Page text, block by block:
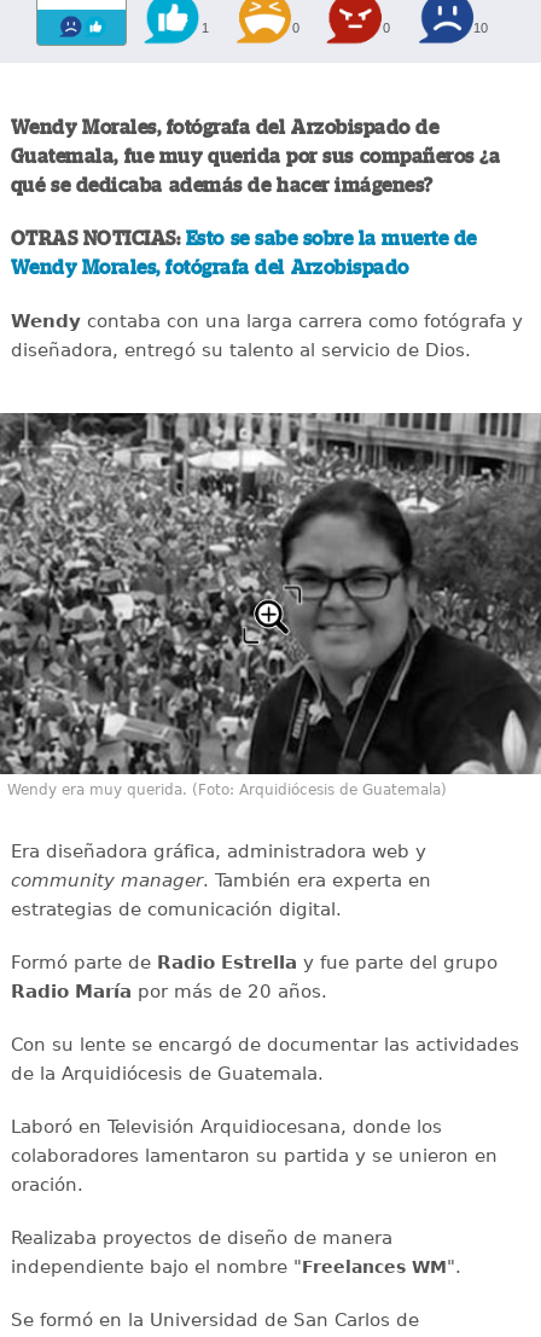
1 0 0 10
Wendy Morales, fotógrafa del Arzobispado de
Guatemala, fue muy querida por sus compañeros ¿a
qué se dedicaba además de hacer imágenes?
OTRAS NOTICIAS: Esto se sabe sobre la muerte de
Wendy Morales, fotógrafa del Arzobispado
Wendycontaba con una larga carrera como fotógrafa y
diseñadora, entregó su talento al servicio de Dios.
Wendy era muy querida. (Foto: Arquidiócesis de Guatemala)
Era diseñadora gráfica, administradora web y
community manager. También era experta en
estrategias de comunicación digital.
Formó parte de Radio Estrella y fue parte del grupo
Radio María por más de 20 años.
Con su lente se encargó de documentar las actividades
de la Arquidiócesis de Guatemala.
Laboró en Televisión Arquidiocesana, donde los
colaboradores lamentaron su partida y se unieron en
oración.
Realizaba proyectos de diseño de manera
independiente bajo el nombre "Freelances WM".
Se formó en la Universidad de San Carlos de